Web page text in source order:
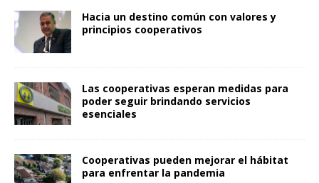
Hacia un destino común con valores y
principios cooperativos
Las cooperativas esperan medidas para
poder seguir brindando servicios
esenciales
Cooperativas pueden mejorar el hábitat
para enfrentar la pandemia